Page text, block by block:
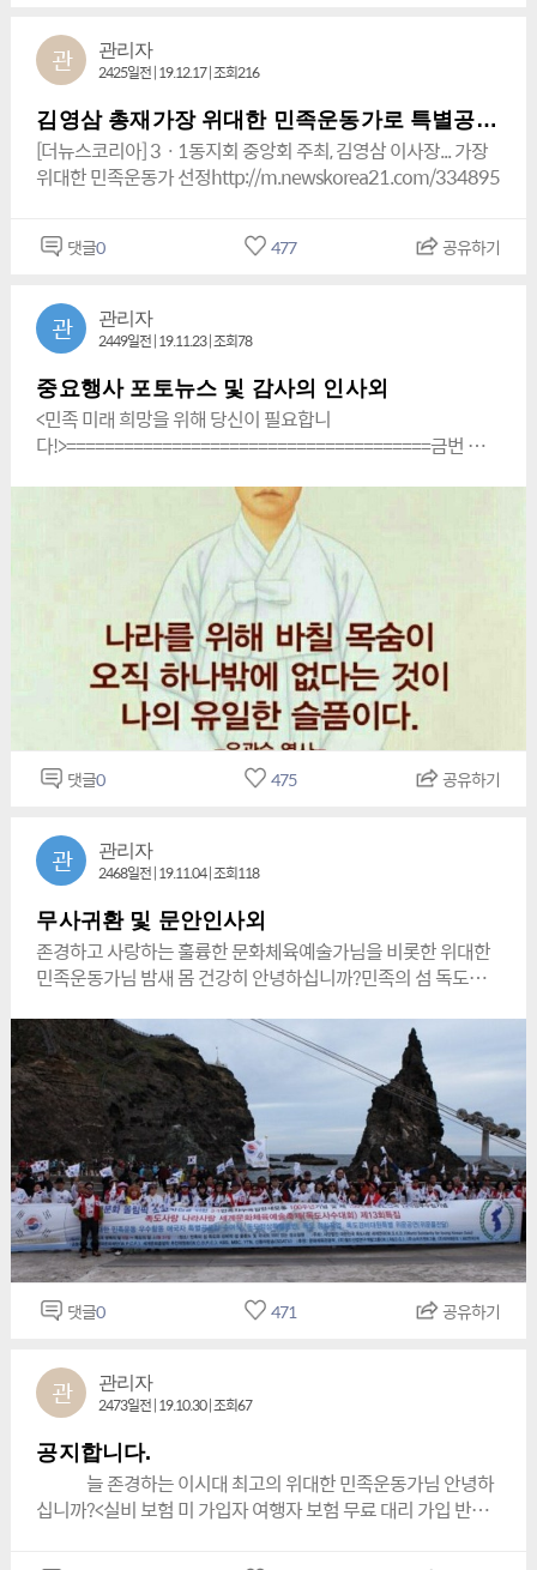
많은 관심과 관계기관의 적극적인 동참을 바라는 바이다.
2020년 01월 01일 <지킬 것은 반드시 지키는 위대한 민족
의 소중한 마음을 담은>『사단법인 대한민국 독도사랑세계연대
[World Solidaridar for Love Korean Dokdo]』[ W.S.L.K.D. ] (
President Kim Yeong – sam ) 총재ㆍ이사장(대천)김 영 삼 [ 總
裁ㆍ理事長 (大天) 金榮三 ],상임고문 ( 常任顧問 ) : 『부산지방
검찰청 형사조정위원회』 a standing advisor ( Choi Hak - you )
국 국회의원 태권도 연맹 이사장·총회장 명재선명재선 (Myung
(多事多難)했던지난 2019년너무 수고가 많으셨습니다'희망찬
2020년 경자년(庚子年)새해에도 더욱더 건강하시고 福 많이
받으시고 소원성취 하시길 바랍니다.『한민족 (韓民族) Korean
People』[K.P.]( President Kim Yeong - sam )대표 (대천) 김영삼
[ 代表 (大天) 金 榮 三 ]『사단법인 대한민국 독도사랑 세계연대
[World Solidaridar for Love Korean Dokdo]』[W.S.L.K.D.]
(President Kim Yeong – sam )www.한민족.comwww.한민
족.krwww.kp.pe.krwww.wkp.kr
관 관리자
2425일전 | 19.12.17 | 조회216
김영삼 총재가장 위대한 민족운동가로 특별공로상수상
[더뉴스코리아] 3ㆍ1동지회 중앙회 주최, 김영삼 이사장... 가장
위대한 민족운동가 선정http://m.newskorea21.com/334895
댓글0 477 공유하기
관 관리자
2449일전 | 19.11.23 | 조회78
중요행사 포토뉴스 및 감사의 인사외
<민족 미래 희망을 위해 당신이 필요합니
다!>======================================금번 제
습니다.<세계문화올림픽 성공 기원을 위한!><세계문화체육예술
축제(독도사수대회) 제 14회 특집><민족의 섬 독도(정상특별등
반)탐방 및 신비의 섬 울릉도 특별탐방>“때론 인간 문화재가 되
어 평생연금 수령을 할 수도 있고,가문의 영광이 될 수도 있는“위
대한 민족운동 우수활동 애국자 및 훌륭한 문화체육예술인들에
게도특별히 주어지는 정부와 관계기관장 특별공로상<현재 총 3
명 배출됨>대통령배(상·훈포상),대한민국 국회의장특별공로상,
국무총리특별공로상,문화체육관광부장관특별공로상 , 각부처
장관특별공로상,대한민국 국회 각 위원장특별공로상외 다수의
관계부처장관 및 관계기관 연대단체장특별공로상등 수 많은 각
종 포상실시>*일시: 만물이 소생(蘇生)하는 아름다운 봄 날 가정
(家庭)의 달 5월에 실시합니다.-✡<제1차>5월
2차>5월 17(일)18(월),19(화)<총2박3일 7식(특식1식)제공> 추
진하며, 잔여 좌석도 얼마 남지 않았습니다>※<동참 총 경비 당
초 60여만원이나 총40만원확정 (국가로 부터 태극기를 형상하
여 유일하게 특허 받은 100% 국산 특수기능성 특별 기념품 증
정등 명제선 명예총재, 김영삼총재등 약 2억 협찬등)신청양식=
아래 양식 순서변경불가함>⓵.신청자성명<영문포함>,⓶.휴대전
승희망장소>,⓹본 정보를 접한 경로 및 주최,주관측 의견,제안등
>,(1). <유네스코세계인류문화유산 등재 및 국가 무형문화재등재
>해녀(海女)물질대회,대한민국 국기인 세계태권도대회(특별공
연),(2). 독도<동도ㆍ서도>(특별횡단)세계수영대회,(3). 독도 인근
<수중스쿠버다이버대회>(4).민족의 섬 <독도>에서 새터민을 비
롯한 전세계 이주민 무료 결혼식거행,(5). UN 가입 전국가 국기
독도에 게양 및 세계문화체육예술축제(독도사수대회) 제14회
특집대회 개최< UN에 등록된 전 국가 동참> 외 각종 문화체육예
술축제(독도사수대회)개최함!실시하는“세계문화체육예술축제
(독도사수대회) 제14회 특집행사"민족의 섬 독도(정상특별등
반)탐방" 및 "신비의 섬 울릉도" 탐방 때까지 가정에 행복과 특
히 건강관리 철처히 하시고 행운이 항상 가득하시길 빌겠습니
881-1000번,:<Mobile(2):010-8824-0404번TEL:
(050)2580-7777~7779번>----------------------------------
-------------------------<민족미래 희망은 문화가 만들어 간
다!><세게평화!미래비전은 세계문화올림픽이 책임진
다!> <민족 미래 희망을 위해 당신이 필요합니
다!>===================================오늘 11
월 22(금)<오후 6시부터~ > <2020년> <대통령배 쟁탈>독도사
댓글0 475 공유하기
관 관리자
2468일전 | 19.11.04 | 조회118
무사귀환 및 문안인사외
존경하고 사랑하는 훌륭한 문화체육예술가님을 비롯한 위대한
민족운동가님 밤새 몸 건강히 안녕하십니까?민족의 섬 독도사
셨습니다. 새벽까지 단 하분도 빠짐없이 목적지에 무사히 다들
잘 도착하셨답니다. <세계문화올림픽 성공 기원을 위한!>“때론
인간 문화재가 되어 평생연금 수령을 할 수도 있고,가문의 영광
이 될 수도 있는“위대한 민족운동 우수활동 애국자 및 훌륭한 문
화체육예술인들에게도특별히 주어지는 정부와 관계기관장 특
별공로상<현재 총 3명 배출됨>대통령배(상·훈포상),대한민국
국회의장특별공로상,국무총리특별공로상,문화체육관광부장관
특별공로상,국회의원 각 위원장특별공로상,외 다수의 관계부처
장관 및 관계기관 단체장특별공로상등 수 많은 각종 포상실시>
<2020>“세계문화체육예술축제(독도사수대회) 제14회 특집 행
사 때에는금번 제 13회 행사 동참 애국동지 분들께는 아주 특별
한 특혜를 드리겠습니다. *일시: 만물이 소생(蘇生)하는 아름다
15(금),16(토),17(일)<2박 3일 7식 제공(482명 마감됨)>,-✡ <제
2차>5월 17(일)18(월),19(화)<총2박3일 7식(특식1식)제공> 추
진하며, 잔여 좌석도 얼마 남지 않았습니다><유네스코세계인류
문화유산 등재 및 국가 무형문화재등재>해녀(海女)물질대회공
연과 <동도ㆍ서도(특별횡단)세계수영대회 및 수중스쿠버다이
버대회>외 각종 문화체육예술축제(독도사수대회)개최안내!주
댓글0 471 공유하기
관 관리자
2473일전 | 19.10.30 | 조회67
공지합니다.
늘 존경하는 이시대 최고의 위대한 민족운동가님 안녕하
십니까?<실비 보험 미 가입자 여행자 보험 무료 대리 가입 반드
게 물든 2019년 너무 아름다운 가을 날!>! 11월 01(금)